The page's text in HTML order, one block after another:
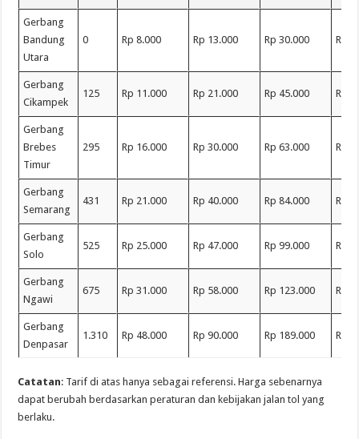
Gerbang
Bandung
Utara
0 Rp 8.000 Rp 13.000 Rp 30.000 Rp
Gerbang
Cikampek
125 Rp 11.000 Rp 21.000 Rp 45.000 Rp
Gerbang
Brebes
Timur
295 Rp 16.000 Rp 30.000 Rp 63.000 Rp
Gerbang
Semarang
431 Rp 21.000 Rp 40.000 Rp 84.000 Rp
Gerbang
Solo
525 Rp 25.000 Rp 47.000 Rp 99.000 Rp
Gerbang
Ngawi
675 Rp 31.000 Rp 58.000 Rp 123.000 Rp
Gerbang
Denpasar
1.310 Rp 48.000 Rp 90.000 Rp 189.000 Rp
Catatan: Tarif di atas hanya sebagai referensi. Harga sebenarnya
dapat berubah berdasarkan peraturan dan kebijakan jalan tol yang
berlaku.